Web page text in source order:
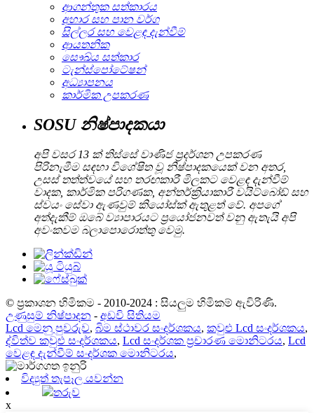
ආගන්තුක සත්කාරය
අහාර සහ පාන වර්ග
සිල්ලර සහ වෙළඳ දැන්වීම්
ආයතනික
සෞඛ්ය සත්කාර
ටැන්ස්පෝටේෂන්
අධ්‍යාපනය
කාර්මික උපකරණ
SOSU නිෂ්පාදකයා
අපි වසර 13 ක් තිස්සේ වාණිජ ප්‍රදර්ශන උපකරණ
පිරිනැමීම සඳහා විශේෂිත වූ නිෂ්පාදකයෙක් වන අතර,
උසස් තත්ත්වයේ සහ තරඟකාරී මිලකට වෙළඳ දැන්වීම්
වාදක, කාර්මික පරිගණක, අන්තර්ක්‍රියාකාරී වයිට්බෝඩ් සහ
ස්වයං සේවා ඇණවුම් කියෝස්ක් ඇතුළත් වේ. අපගේ
අත්දැකීම් ඔබේ ව්‍යාපාරයට ප්‍රයෝජනවත් වනු ඇතැයි අපි
අවංකවම බලාපොරොත්තු වෙමු.
© ප්‍රකාශන හිමිකම - 2010-2024 : සියලුම හිමිකම් ඇවිරිණි.
උණුසුම් නිෂ්පාදන - අඩවි සිතියම
Lcd මෙනු පුවරුව, බිම ස්ථාවර සංදර්ශකය, කවුළු Lcd සංදර්ශකය,
ද්විත්ව කවුළු සංදර්ශකය, Lcd සංදර්ශක ප්‍රචාරණ මොනිටරය, Lcd
වෙළඳ දැන්වීම් සංදර්ශක මොනිටරය,
විද්‍යුත් තැපෑල යවන්න
තරුව
x